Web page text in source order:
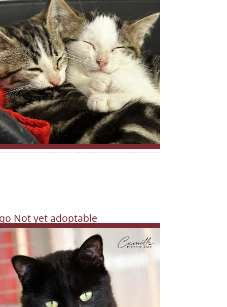
Not yet adoptable